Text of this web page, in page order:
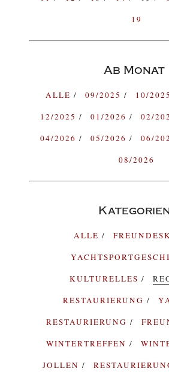
19
Ab Monat
ALLE 09/2025 10/2025
12/2025
01/2026 02/
04/2026
05/2026 06/
08/2026
ALLE
KULTURELLES
RESTAURIERUNG
RESTAURIERUNG
WINTERTREFFEN
JOLLEN